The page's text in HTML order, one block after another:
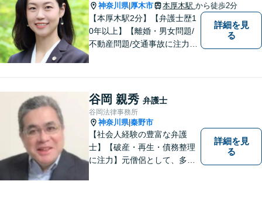
神奈川県| 厚木市 本厚木駅 から徒歩2分
【本厚木駅2分】【弁護士歴1
0年以上】【離婚・男女問題/
不動産問題/交通事故に注力】
う、全力でサポートします。
詳細を見
る
谷岡 親秀 弁護士
谷岡法律事務所
神奈川県|秦野市
【社会人経験の豊富な弁護
士】【破産・再生・債務整理
に注力】元僧侶として、多く
詳細を見
る